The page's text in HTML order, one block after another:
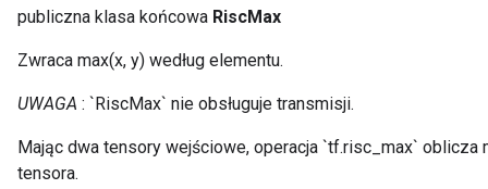
publiczna klasa końcowa RiscMax
Zwraca max(x, y) według elementu.
UWAGA : `RiscMax` nie obsługuje transmisji.
Mając dwa tensory wejściowe, operacja `tf.risc_max` oblicza
tensora.